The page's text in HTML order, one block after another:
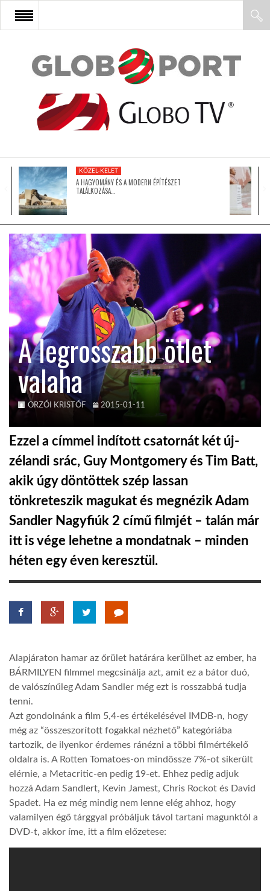
FŐOLDAL
AFRIKA
ÁZSIA
LATIN-AMERIKA
KÖZEL-KELET
AUSZTRÁLIA
A VILÁG ITTHON
GLOBOTV BP
HÍR3D
TROPICALMAGAZIN
A NAP SZÉPE
LINKTR.EE
GLOBOZSARU
DOBRAVERO.HU
LATIMO.HU
KÖZEL-KELET
A HAGYOMÁNY ÉS A MODERN ÉPÍTÉSZET
TALÁLKOZÁSA…
A legrosszabb ötlet
valaha
ORZÓI KRISTÓF 2015-01-11
Ezzel a címmel indított csatornát két új-
zélandi srác, Guy Montgomery és Tim Batt,
akik úgy döntöttek szép lassan
tönkreteszik magukat és megnézik Adam
Sandler Nagyfiúk 2 című filmjét – talán már
itt is vége lehetne a mondatnak – minden
héten egy éven keresztül.
Alapjáraton hamar az őrület határára kerülhet az ember, ha
BÁRMILYEN filmmel megcsinálja azt, amit ez a bátor duó,
de valószínűleg Adam Sandler még ezt is rosszabbá tudja
tenni.
Azt gondolnánk a film 5,4-es értékelésével IMDB-n, hogy
még az “összeszorított fogakkal nézhető” kategóriába
tartozik, de ilyenkor érdemes ránézni a többi filmértékelő
oldalra is. A Rotten Tomatoes-on mindössze 7%-ot sikerült
elérnie, a Metacritic-en pedig 19-et. Ehhez pedig adjuk
hozzá Adam Sandlert, Kevin Jamest, Chris Rockot és David
Spadet. Ha ez még mindig nem lenne elég ahhoz, hogy
valamilyen égő tárggyal próbáljuk távol tartani magunktól a
DVD-t, akkor íme, itt a film előzetese: